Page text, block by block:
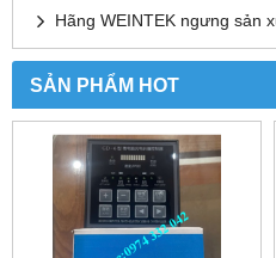
Hãng WEINTEK ngưng sản
SẢN PHẨM HOT